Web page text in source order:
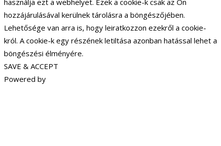
használja ezt a webhelyet. Ezek a cookie-k csak az Ön
hozzájárulásával kerülnek tárolásra a böngészőjében.
Lehetősége van arra is, hogy leiratkozzon ezekről a cookie-
król. A cookie-k egy részének letiltása azonban hatással lehet a
böngészési élményére.
SAVE & ACCEPT
Powered by